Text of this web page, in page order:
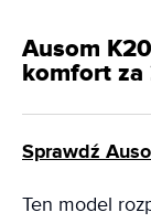
Ausom
komfort za
Sprawdź
Ten model